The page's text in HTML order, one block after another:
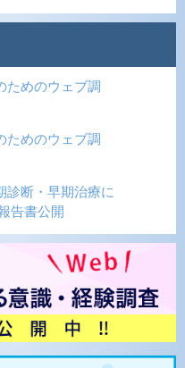
ためのウェブ調
ためのウェブ調
診断・早期治療に
告書公開